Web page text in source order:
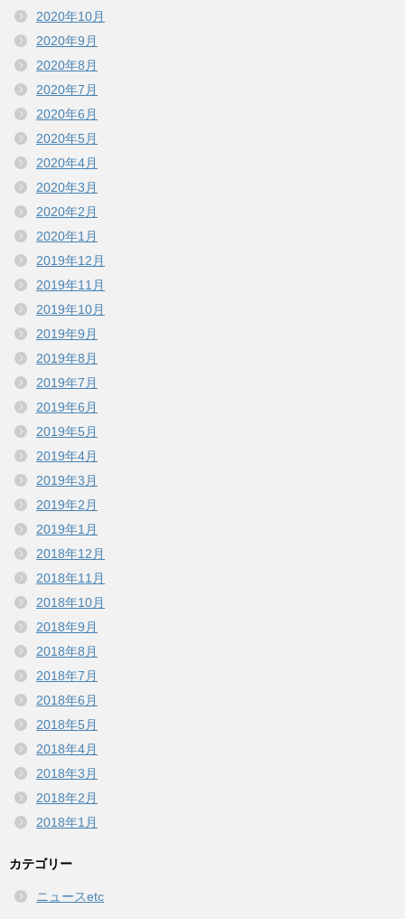
2020年10月
2020年9月
2020年8月
2020年7月
2020年6月
2020年5月
2020年4月
2020年3月
2020年2月
2020年1月
2019年12月
2019年11月
2019年10月
2019年9月
2019年8月
2019年7月
2019年6月
2019年5月
2019年4月
2019年3月
2019年2月
2019年1月
2018年12月
2018年11月
2018年10月
2018年9月
2018年8月
2018年7月
2018年6月
2018年5月
2018年4月
2018年3月
2018年2月
2018年1月
カテゴリー
ニュースetc